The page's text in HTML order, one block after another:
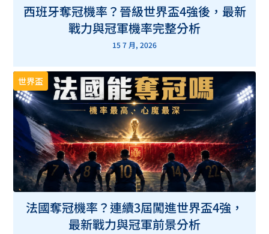
西班牙奪冠機率？晉級世界盃4強後，最新
戰力與冠軍機率完整分析
15 7 月, 2026
世界盃
法國奪冠機率？連續3屆闖進世界盃4強，
最新戰力與冠軍前景分析